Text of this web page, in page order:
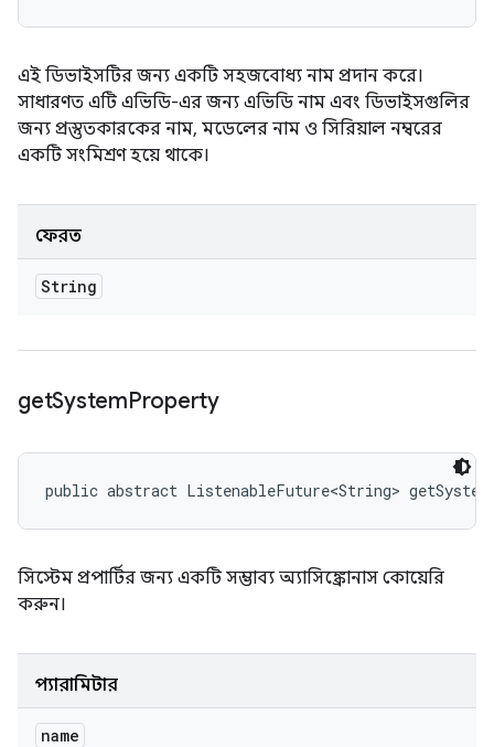
এই ডিভাইসটির জন্য একটি সহজবোধ্য নাম প্রদান করে।
সাধারণত এটি এভিডি-এর জন্য এভিডি নাম এবং ডিভাইসগুলির
জন্য প্রস্তুতকারকের নাম, মডেলের নাম ও সিরিয়াল নম্বরের
একটি সংমিশ্রণ হয়ে থাকে।
ফেরত
String
getSystemProperty
public abstract ListenableFuture<String>
সিস্টেম প্রপার্টির জন্য একটি সম্ভাব্য অ্যাসিঙ্ক্রোনাস কোয়েরি
করুন।
প্যারামিটার
name